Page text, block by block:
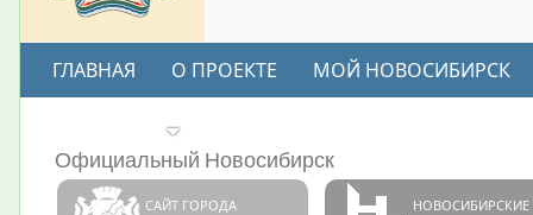
ГЛАВНАЯ О ПРОЕКТЕ МОЙ НОВОСИБИРСК
Официальный Новосибирск
САЙТ ГОРОДА
НОВОСИБИРСКИЕ